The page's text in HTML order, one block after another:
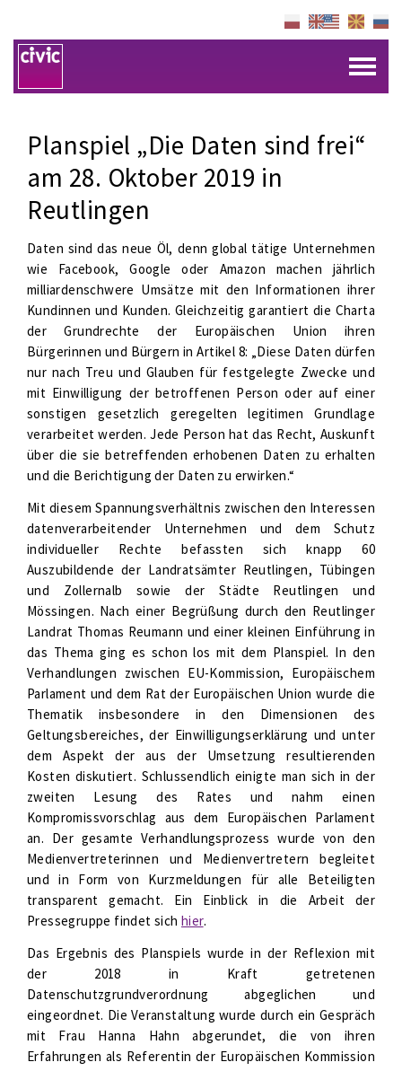
Planspiel „Die Daten sind frei“
am 28. Oktober 2019 in
Reutlingen
Daten sind das neue Öl, denn global tätige Unternehmen
wie Facebook, Google oder Amazon machen jährlich
milliardenschwere Umsätze mit den Informationen ihrer
Kundinnen und Kunden. Gleichzeitig garantiert die Charta
der Grundrechte der Europäischen Union ihren
Bürgerinnen und Bürgern in Artikel 8: „Diese Daten dürfen
nur nach Treu und Glauben für festgelegte Zwecke und
mit Einwilligung der betroffenen Person oder auf einer
sonstigen gesetzlich geregelten legitimen Grundlage
verarbeitet werden. Jede Person hat das Recht, Auskunft
über die sie betreffenden erhobenen Daten zu erhalten
und die Berichtigung der Daten zu erwirken.“
Mit diesem Spannungsverhältnis zwischen den Interessen
datenverarbeitender Unternehmen und dem Schutz
individueller Rechte befassten sich knapp 60
Auszubildende der Landratsämter Reutlingen, Tübingen
und Zollernalb sowie der Städte Reutlingen und
Mössingen. Nach einer Begrüßung durch den Reutlinger
Landrat Thomas Reumann und einer kleinen Einführung in
das Thema ging es schon los mit dem Planspiel. In den
Verhandlungen zwischen EU-Kommission, Europäischem
Parlament und dem Rat der Europäischen Union wurde die
Thematik insbesondere in den Dimensionen des
Geltungsbereiches, der Einwilligungserklärung und unter
dem Aspekt der aus der Umsetzung resultierenden
Kosten diskutiert. Schlussendlich einigte man sich in der
zweiten Lesung des Rates und nahm einen
Kompromissvorschlag aus dem Europäischen Parlament
an. Der gesamte Verhandlungsprozess wurde von den
Medienvertreterinnen und Medienvertretern begleitet
und in Form von Kurzmeldungen für alle Beteiligten
transparent gemacht. Ein Einblick in die Arbeit der
Pressegruppe findet sich hier.
Das Ergebnis des Planspiels wurde in der Reflexion mit
der 2018 in Kraft getretenen
Datenschutzgrundverordnung abgeglichen und
eingeordnet. Die Veranstaltung wurde durch ein Gespräch
mit Frau Hanna Hahn abgerundet, die von ihren
Erfahrungen als Referentin der Europäischen Kommission